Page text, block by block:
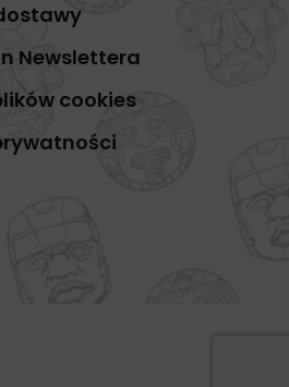
Newslettera
cookies